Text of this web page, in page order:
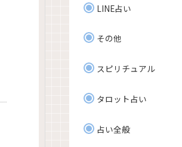
LINE占い
その他
スピリチュアル
タロット占い
占い全般